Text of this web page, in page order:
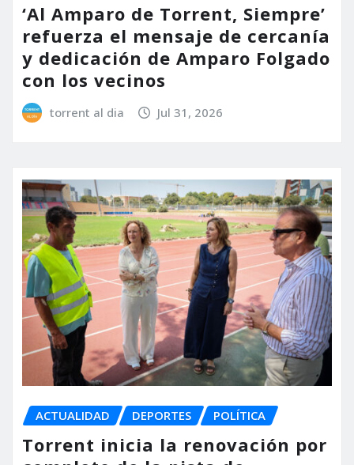
‘Al Amparo de Torrent, Siempre’
refuerza el mensaje de cercanía
y dedicación de Amparo Folgado
con los vecinos
torrent al dia Jul 31, 2026
ACTUALIDAD DEPORTES POLÍTICA
Torrent inicia la renovación por